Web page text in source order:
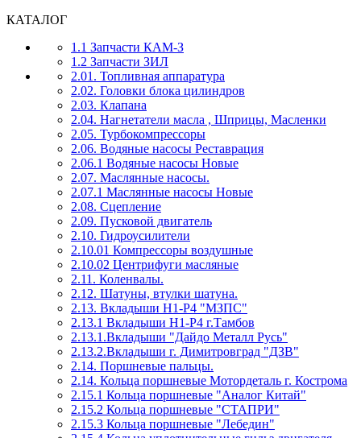
КАТАЛОГ
1.1 Запчасти КАМ-З
1.2 Запчасти ЗИЛ
2.01. Топливная аппаратура
2.02. Головки блока цилиндров
2.03. Клапана
2.04. Нагнетатели масла , Шприцы, Масленки
2.05. Турбокомпрессоры
2.06. Водяные насосы Реставрация
2.06.1 Водяные насосы Новые
2.07. Маслянные насосы.
2.07.1 Маслянные насосы Новые
2.08. Сцепление
2.09. Пусковой двигатель
2.10. Гидроусилители
2.10.01 Компрессоры воздушные
2.10.02 Центрифуги масляные
2.11. Коленвалы.
2.12. Шатуны, втулки шатуна.
2.13. Вкладыши Н1-Р4 "МЗПС"
2.13.1 Вкладыши Н1-Р4 г.Тамбов
2.13.1.Вкладыши "Дайдо Металл Русь"
2.13.2.Вкладыши г. Димитровград "ДЗВ"
2.14. Поршневые пальцы.
2.14. Кольца поршневые Мотордеталь г. Кострома
2.15.1 Кольца поршневые "Аналог Китай"
2.15.2 Кольца поршневые "СТАПРИ"
2.15.3 Кольца поршневые "Лебедин"